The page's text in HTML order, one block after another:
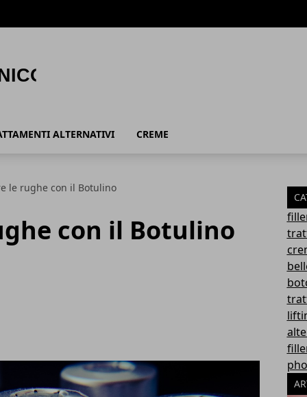
ALTERNATIVI CREME
le rughe con il Botulino
con il Botulino